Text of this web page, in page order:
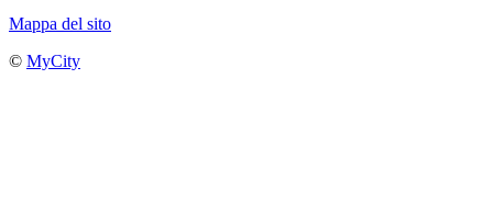
Mappa del sito
© MyCity